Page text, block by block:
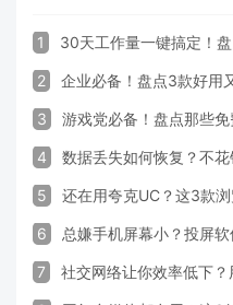
1 30天工作量一键搞定！
2 企业必备！盘点3款好用
3 游戏党必备！盘点那些
4 数据丢失如何恢复？不
5 还在用夸克UC？这3款浏
6 总嫌手机屏幕小？投屏软
7 社交网络让你效率低下？